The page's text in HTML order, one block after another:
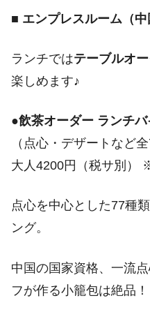
■ エンプレスルーム（中
ランチではテーブルオ
楽しめます♪
●飲茶オーダー ランチ
（点心・デザートなど
大人4200円（税サ別）
点心を中心とした77種
ング。
中国の国家資格、一流
フが作る小籠包は絶品！